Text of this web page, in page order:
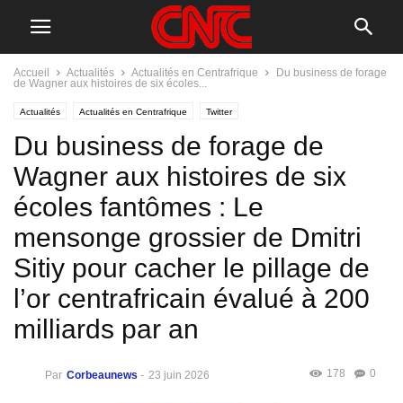
Accueil Actualités Actualités en Centrafrique
Du business de forage
de Wagner aux histoires de six écoles...
Actualités Actualités en Centrafrique Twitter
Du business de forage de
Wagner aux histoires de six
écoles fantômes : Le
mensonge grossier de Dmitri
Sitiy pour cacher le pillage de
l’or centrafricain évalué à 200
milliards par an
Par Corbeaunews - 23 juin 2026 0
178